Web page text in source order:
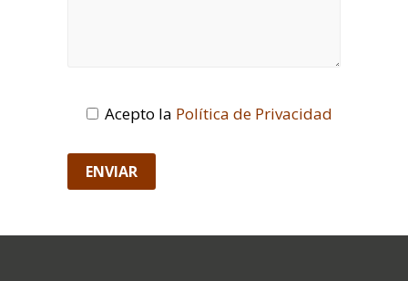
Acepto la Política de Privacidad